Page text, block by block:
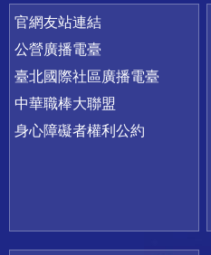
官網友站連結
公營廣播電臺
臺北國際社區廣播電臺
中華職棒大聯盟
身心障礙者權利公約